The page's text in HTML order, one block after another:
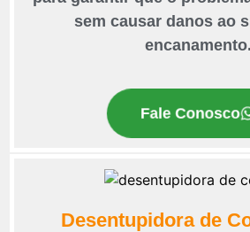
sem causar danos ao
encanamento.
Fale Conosco
Desentupidora de